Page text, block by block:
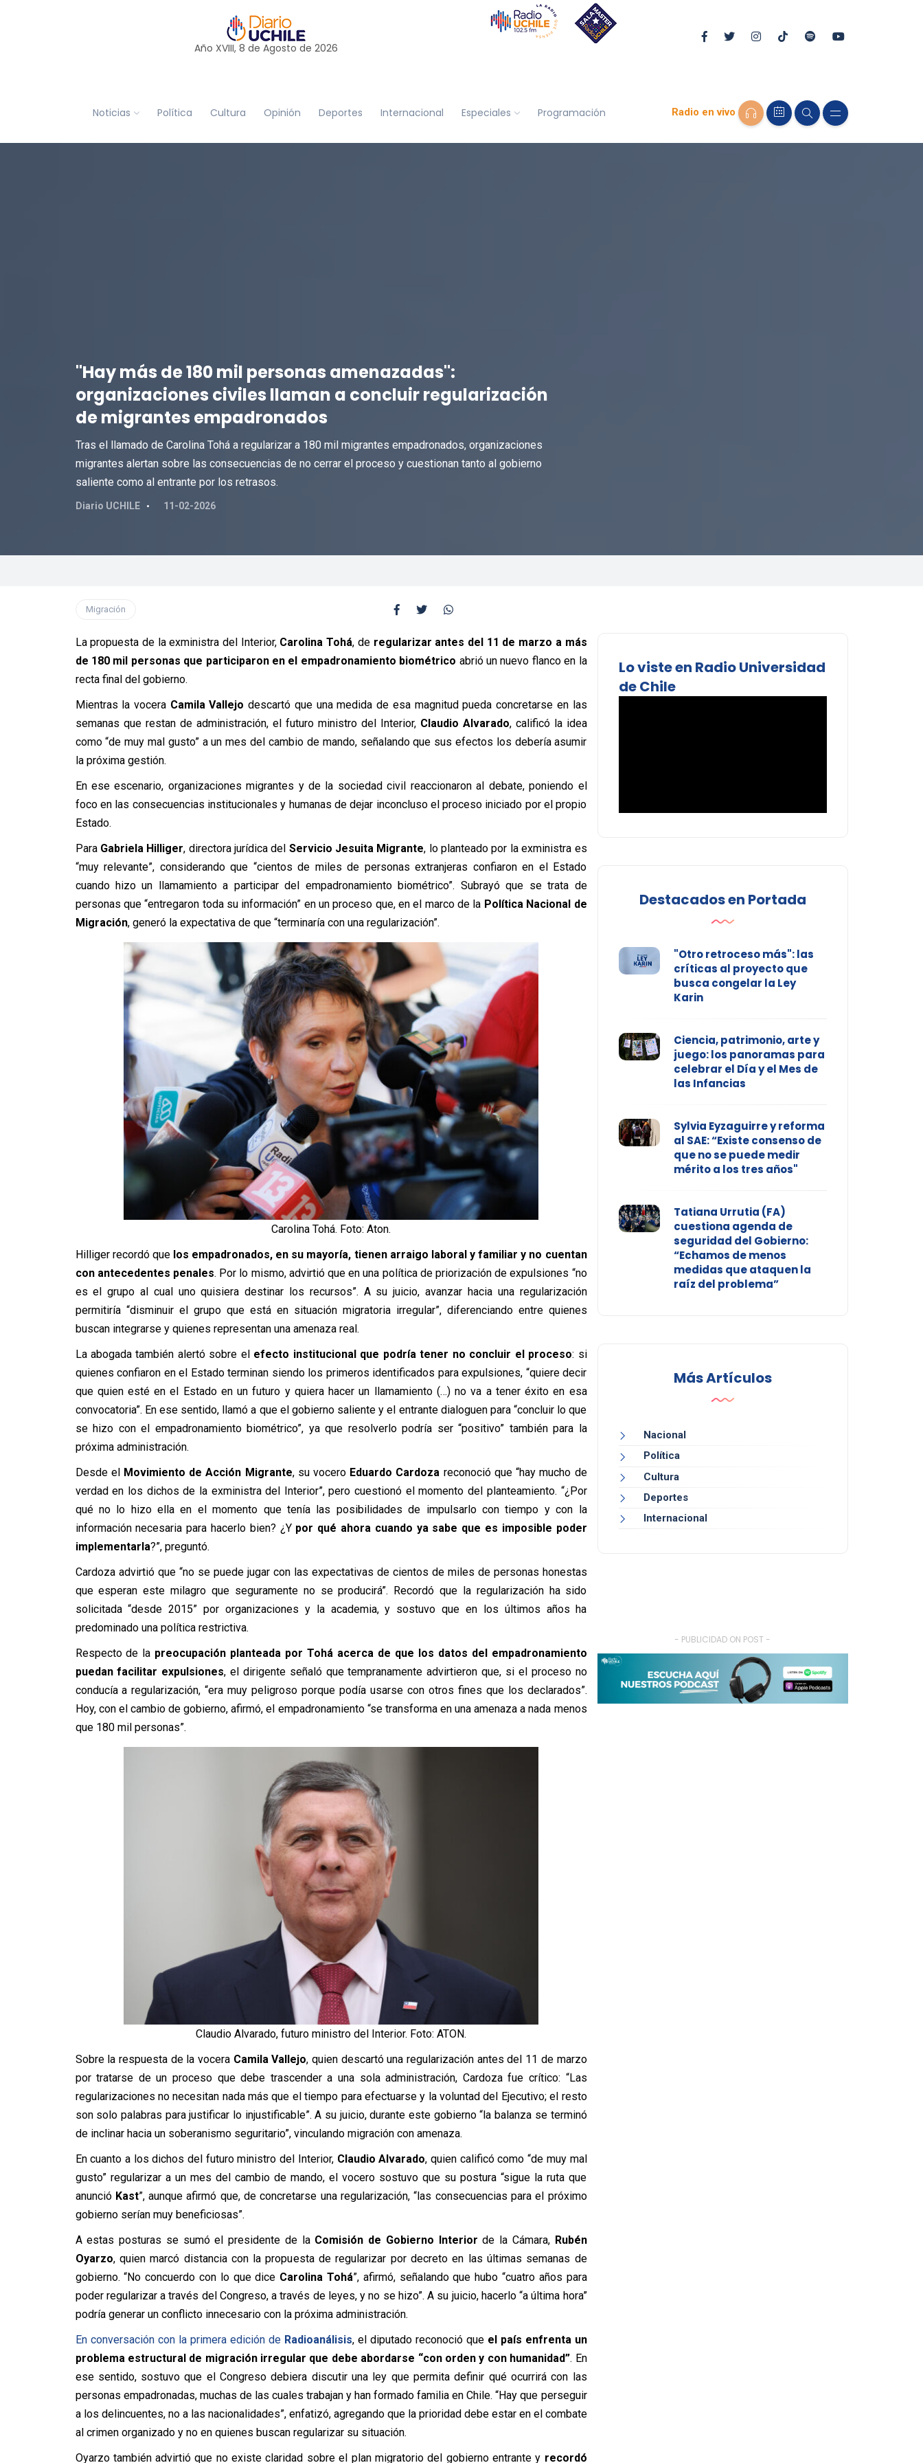
Año XVIII, 8 de Agosto de 2026
Noticias Política Cultura Opinión Deportes Internacional Especiales Programación Radio en vivo
"Hay más de 180 mil personas amenazadas":
organizaciones civiles llaman a concluir regularización
de migrantes empadronados
Tras el llamado de Carolina Tohá a regularizar a 180 mil migrantes empadronados, organizaciones
migrantes alertan sobre las consecuencias de no cerrar el proceso y cuestionan tanto al gobierno
saliente como al entrante por los retrasos.
Diario UCHILE 11-02-2026
Migración
La propuesta de la exministra del Interior, Carolina Tohá, de regularizar antes del 11 de marzo a más
de 180 mil personas que participaron en el empadronamiento biométrico abrió un nuevo flanco en la
recta final del gobierno.
Mientras la vocera Camila Vallejo descartó que una medida de esa magnitud pueda concretarse en las
semanas que restan de administración, el futuro ministro del Interior, Claudio Alvarado, calificó la idea
como “de muy mal gusto” a un mes del cambio de mando, señalando que sus efectos los debería asumir
la próxima gestión.
En ese escenario, organizaciones migrantes y de la sociedad civil reaccionaron al debate, poniendo el
foco en las consecuencias institucionales y humanas de dejar inconcluso el proceso iniciado por el propio
Estado.
Para Gabriela Hilliger, directora jurídica del Servicio Jesuita Migrante, lo planteado por la exministra es
“muy relevante”, considerando que “cientos de miles de personas extranjeras confiaron en el Estado
cuando hizo un llamamiento a participar del empadronamiento biométrico”. Subrayó que se trata de
personas que “entregaron toda su información” en un proceso que, en el marco de la Política Nacional de
Migración, generó la expectativa de que “terminaría con una regularización”.
Carolina Tohá. Foto: Aton.
Hilliger recordó que los empadronados, en su mayoría, tienen arraigo laboral y familiar y no cuentan
con antecedentes penales. Por lo mismo, advirtió que en una política de priorización de expulsiones “no
es el grupo al cual uno quisiera destinar los recursos”. A su juicio, avanzar hacia una regularización
permitiría “disminuir el grupo que está en situación migratoria irregular”, diferenciando entre quienes
buscan integrarse y quienes representan una amenaza real.
La abogada también alertó sobre el efecto institucional que podría tener no concluir el proceso: si
quienes confiaron en el Estado terminan siendo los primeros identificados para expulsiones, “quiere decir
que quien esté en el Estado en un futuro y quiera hacer un llamamiento (…) no va a tener éxito en esa
convocatoria”. En ese sentido, llamó a que el gobierno saliente y el entrante dialoguen para “concluir lo que
se hizo con el empadronamiento biométrico”, ya que resolverlo podría ser “positivo” también para la
próxima administración.
Desde el Movimiento de Acción Migrante, su vocero Eduardo Cardoza reconoció que “hay mucho de
verdad en los dichos de la exministra del Interior”, pero cuestionó el momento del planteamiento. “¿Por
qué no lo hizo ella en el momento que tenía las posibilidades de impulsarlo con tiempo y con la
información necesaria para hacerlo bien? ¿Y por qué ahora cuando ya sabe que es imposible poder
implementarla?”, preguntó.
Cardoza advirtió que “no se puede jugar con las expectativas de cientos de miles de personas honestas
que esperan este milagro que seguramente no se producirá”. Recordó que la regularización ha sido
solicitada “desde 2015” por organizaciones y la academia, y sostuvo que en los últimos años ha
predominado una política restrictiva.
Respecto de la preocupación planteada por Tohá acerca de que los datos del empadronamiento
puedan facilitar expulsiones, el dirigente señaló que tempranamente advirtieron que, si el proceso no
conducía a regularización, “era muy peligroso porque podía usarse con otros fines que los declarados”.
Hoy, con el cambio de gobierno, afirmó, el empadronamiento “se transforma en una amenaza a nada menos
que 180 mil personas”.
Claudio Alvarado, futuro ministro del Interior. Foto: ATON.
Sobre la respuesta de la vocera Camila Vallejo, quien descartó una regularización antes del 11 de marzo
por tratarse de un proceso que debe trascender a una sola administración, Cardoza fue crítico: “Las
regularizaciones no necesitan nada más que el tiempo para efectuarse y la voluntad del Ejecutivo; el resto
son solo palabras para justificar lo injustificable”. A su juicio, durante este gobierno “la balanza se terminó
de inclinar hacia un soberanismo seguritario”, vinculando migración con amenaza.
En cuanto a los dichos del futuro ministro del Interior, Claudio Alvarado, quien calificó como “de muy mal
gusto” regularizar a un mes del cambio de mando, el vocero sostuvo que su postura “sigue la ruta que
anunció Kast”, aunque afirmó que, de concretarse una regularización, “las consecuencias para el próximo
gobierno serían muy beneficiosas”.
A estas posturas se sumó el presidente de la Comisión de Gobierno Interior de la Cámara, Rubén
Oyarzo, quien marcó distancia con la propuesta de regularizar por decreto en las últimas semanas de
gobierno. “No concuerdo con lo que dice Carolina Tohá”, afirmó, señalando que hubo “cuatro años para
poder regularizar a través del Congreso, a través de leyes, y no se hizo”. A su juicio, hacerlo “a última hora”
podría generar un conflicto innecesario con la próxima administración.
En conversación con la primera edición de Radioanálisis, el diputado reconoció que el país enfrenta un
problema estructural de migración irregular que debe abordarse “con orden y con humanidad”. En
ese sentido, sostuvo que el Congreso debiera discutir una ley que permita definir qué ocurrirá con las
personas empadronadas, muchas de las cuales trabajan y han formado familia en Chile. “Hay que perseguir
a los delincuentes, no a las nacionalidades”, enfatizó, agregando que la prioridad debe estar en el combate
al crimen organizado y no en quienes buscan regularizar su situación.
Oyarzo también advirtió que no existe claridad sobre el plan migratorio del gobierno entrante y recordó
Lo viste en Radio Universidad
de Chile
Destacados en Portada
"Otro retroceso más": las
críticas al proyecto que
busca congelar la Ley
Karin
Ciencia, patrimonio, arte y
juego: los panoramas para
celebrar el Día y el Mes de
las Infancias
Sylvia Eyzaguirre y reforma
al SAE: “Existe consenso de
que no se puede medir
mérito a los tres años"
Tatiana Urrutia (FA)
cuestiona agenda de
seguridad del Gobierno:
“Echamos de menos
medidas que ataquen la
raíz del problema”
Más Artículos
Nacional
Política
Cultura
Deportes
Internacional
- PUBLICIDAD ON POST -